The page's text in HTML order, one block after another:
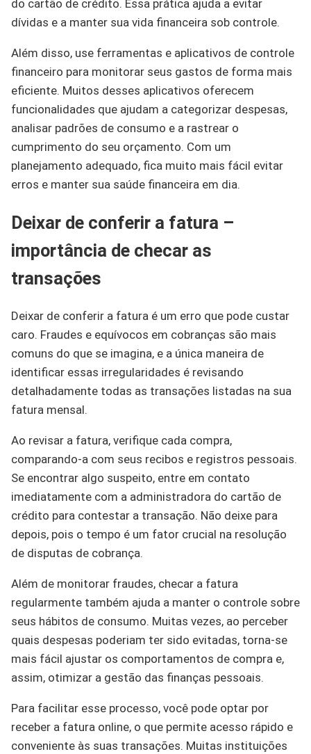
do cartão de crédito. Essa prática ajuda a evitar
dívidas e a manter sua vida financeira sob controle.
Além disso, use ferramentas e aplicativos de controle
financeiro para monitorar seus gastos de forma mais
eficiente. Muitos desses aplicativos oferecem
funcionalidades que ajudam a categorizar despesas,
analisar padrões de consumo e a rastrear o
cumprimento do seu orçamento. Com um
planejamento adequado, fica muito mais fácil evitar
erros e manter sua saúde financeira em dia.
Deixar de conferir a fatura –
importância de checar as
transações
Deixar de conferir a fatura é um erro que pode custar
caro. Fraudes e equívocos em cobranças são mais
comuns do que se imagina, e a única maneira de
identificar essas irregularidades é revisando
detalhadamente todas as transações listadas na sua
fatura mensal.
Ao revisar a fatura, verifique cada compra,
comparando-a com seus recibos e registros pessoais.
Se encontrar algo suspeito, entre em contato
imediatamente com a administradora do cartão de
crédito para contestar a transação. Não deixe para
depois, pois o tempo é um fator crucial na resolução
de disputas de cobrança.
Além de monitorar fraudes, checar a fatura
regularmente também ajuda a manter o controle sobre
seus hábitos de consumo. Muitas vezes, ao perceber
quais despesas poderiam ter sido evitadas, torna-se
mais fácil ajustar os comportamentos de compra e,
assim, otimizar a gestão das finanças pessoais.
Para facilitar esse processo, você pode optar por
receber a fatura online, o que permite acesso rápido e
conveniente às suas transações. Muitas instituições